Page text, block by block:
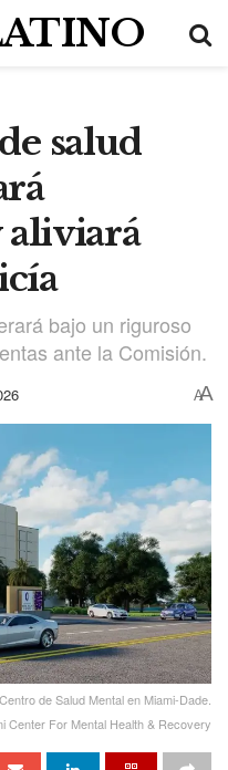
salud
aliviará
bajo un riguroso
ante la Comisión.
AA
de Salud Mental en Miami-Dade.
Center For Mental Health & Recovery